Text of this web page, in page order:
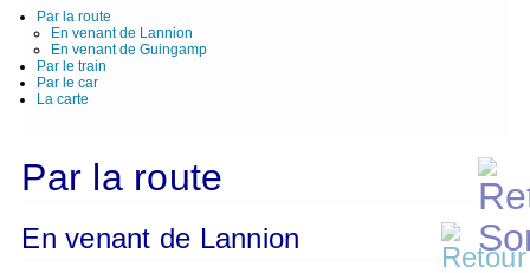
Par la route
En venant de Lannion
En venant de Guingamp
Par le train
Par le car
La carte
Par la route
En venant de Lannion